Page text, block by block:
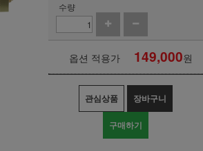
수량
옵션 적용가 149,000원
관심상품 장바구니
구매하기